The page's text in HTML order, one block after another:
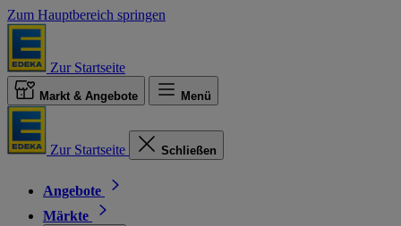
Zum Hauptbereich springen
Zur Startseite
Markt & Angebote Menü
Zur Startseite Schließen
Angebote
Märkte